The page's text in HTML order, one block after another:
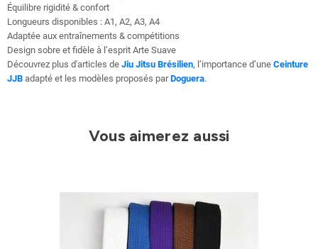
Équilibre rigidité & confort
Longueurs disponibles : A1, A2, A3, A4
Adaptée aux entraînements & compétitions
Design sobre et fidèle à l’esprit Arte Suave
Découvrez plus d'articles de Jiu Jitsu Brésilien, l’importance d’une Ceinture
JJB adapté et les modèles proposés parDoguera.
Vous aimerez aussi